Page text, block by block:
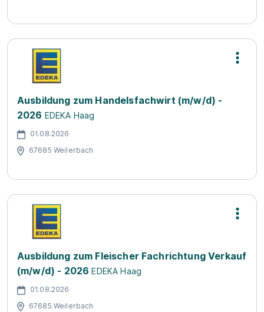
Ausbildung zum Handelsfachwirt (m/w/d) -
2026 EDEKA Haag
01.08.2026
67685 Weilerbach
Ausbildung zum Fleischer Fachrichtung Verkauf
(m/w/d) - 2026 EDEKA Haag
01.08.2026
67685 Weilerbach